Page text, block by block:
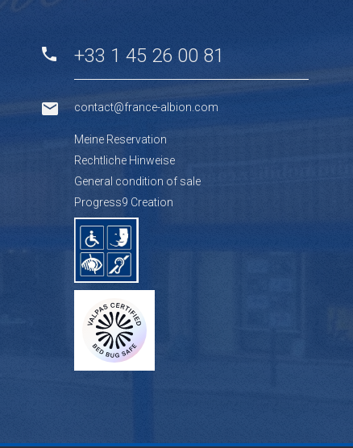
+33 1 45 26 00 81
contact@france-albion.com
Meine Reservation
Rechtliche Hinweise
General condition of sale
Progress9 Creation